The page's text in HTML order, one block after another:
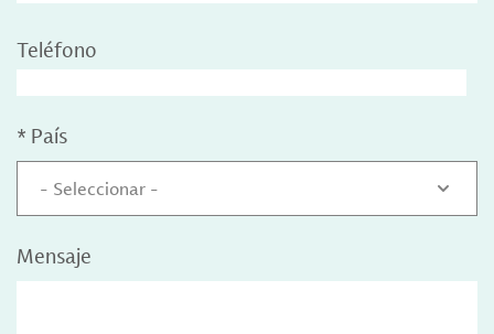
Teléfono
* País
- Seleccionar -
Mensaje